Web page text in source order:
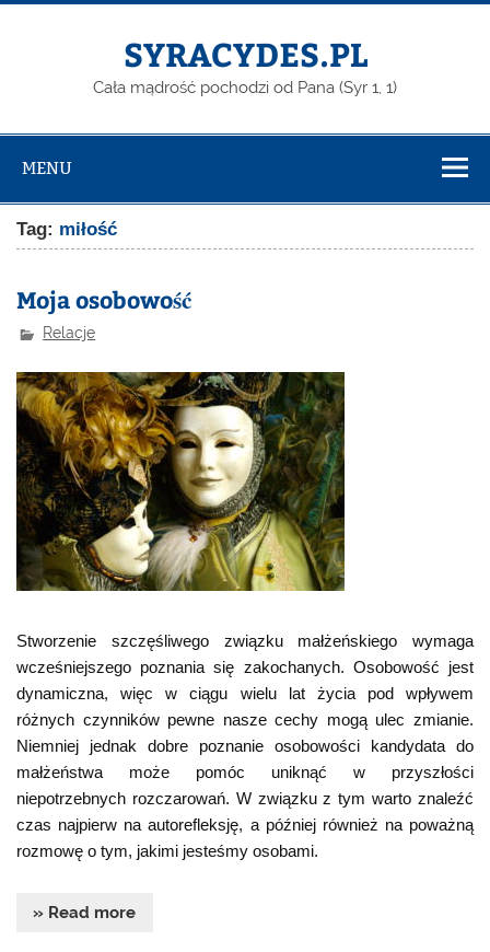
Skip
SYRACYDES.PL
Cała mądrość pochodzi od Pana (Syr 1, 1)
MENU
Tag: miłość
Moja osobowość
Relacje
Stworzenie szczęśliwego związku małżeńskiego wymaga
wcześniejszego poznania się zakochanych. Osobowość jest
dynamiczna, więc w ciągu wielu lat życia pod wpływem
różnych czynników pewne nasze cechy mogą ulec zmianie.
Niemniej jednak dobre poznanie osobowości kandydata do
małżeństwa może pomóc uniknąć w przyszłości
niepotrzebnych rozczarowań. W związku z tym warto znaleźć
czas najpierw na autorefleksję, a później również na poważną
rozmowę o tym, jakimi jesteśmy osobami.
» Read more